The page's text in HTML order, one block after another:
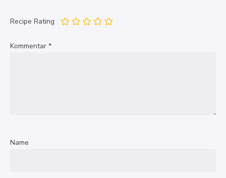
Recipe Rating
Kommentar *
Name